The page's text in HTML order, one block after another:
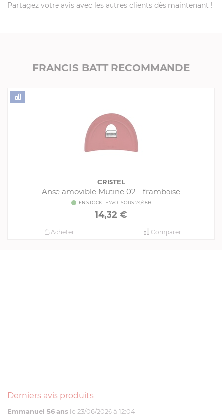
Partagez votre avis avec les autres clients dès maintenant !
FRANCIS BATT RECOMMANDE
CRISTEL
Anse amovible Mutine 02 - framboise
EN STOCK - ENVOI SOUS 24/48H
14,32 €
Comparer
Acheter
Derniers avis produits
Emmanuel 56 ans le 23/06/2026 à 12:04